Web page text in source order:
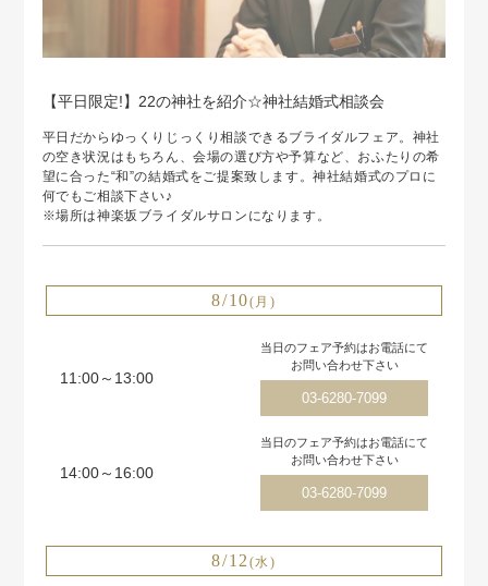
【平日限定!】22の神社を紹介☆神社結婚式相談会
平日だからゆっくりじっくり相談できるブライダルフェア。神社
の空き状況はもちろん、会場の選び方や予算など、おふたりの希
望に合った“和”の結婚式をご提案致します。神社結婚式のプロに
何でもご相談下さい♪
※場所は神楽坂ブライダルサロンになります。
8/10(月)
11:00～13:00
当日のフェア予約はお電話にて
お問い合わせ下さい
03-6280-7099
14:00～16:00
当日のフェア予約はお電話にて
お問い合わせ下さい
03-6280-7099
8/12 (水)